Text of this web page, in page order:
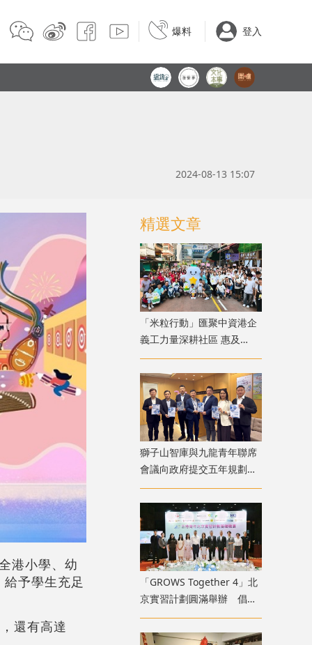
爆料 登入
2024-08-13 15:07
港小學、幼
給予學生充足
還有高達
精選文章
「米粒行動」匯聚中資港企
義工力量深耕社區 惠及
1500 戶深水埗舊樓居民
獅子山智庫與九龍青年聯席
會議向政府提交五年規劃建
議書 六大範疇政策建議聚
焦北都青年地區治理
「GROWS Together 4」北
京實習計劃圓滿舉辦 倡香
港青年融入國家廣闊舞台